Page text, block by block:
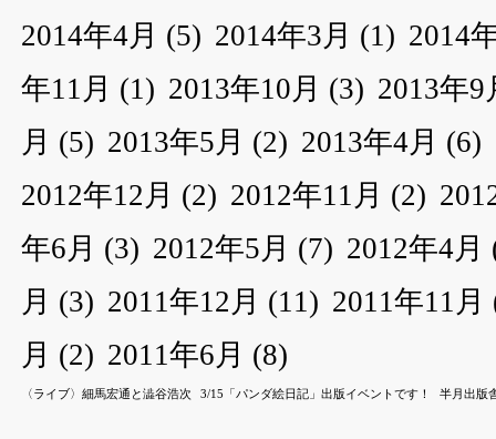
2014年4月 (5) 2014年3月 (1) 2014
年11月 (1) 2013年10月 (3) 2013年9
月 (5) 2013年5月 (2) 2013年4月 (6)
2012年12月 (2) 2012年11月 (2)
年6月 (3) 2012年5月 (7) 2012年4月
月 (3) 2011年12月 (11) 2011年11月
月 (2) 2011年6月 (8)
〈ライブ〉細馬宏通と澁谷浩次 3/15「パンダ絵日記」出版イベントです！ 半月出版